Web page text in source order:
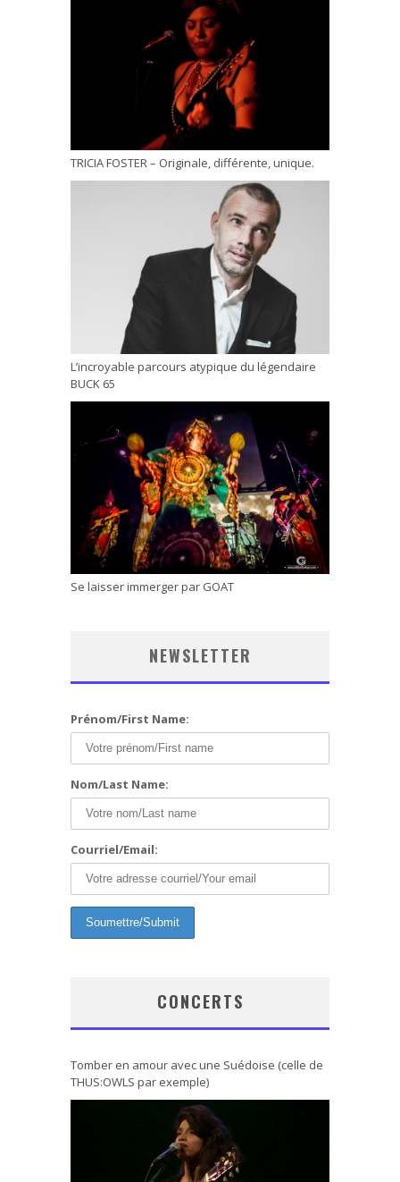
TRICIA FOSTER – Originale, différente, unique.
L’incroyable parcours atypique du légendaire
BUCK 65
Se laisser immerger par GOAT
NEWSLETTER
Prénom/First Name:
Nom/Last Name:
Courriel/Email:
CONCERTS
Tomber en amour avec une Suédoise (celle de
THUS:OWLS par exemple)